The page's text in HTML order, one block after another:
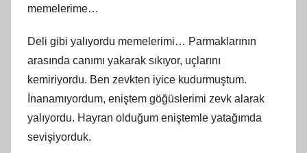
memelerime…
Deli gibi yalıyordu memelerimi… Parmaklarının
arasında canımı yakarak sıkıyor, uçlarını
kemiriyordu. Ben zevkten iyice kudurmuştum.
İnanamıyordum, eniştem göğüslerimi zevk alarak
yalıyordu. Hayran olduğum eniştemle yatağımda
sevişiyorduk.